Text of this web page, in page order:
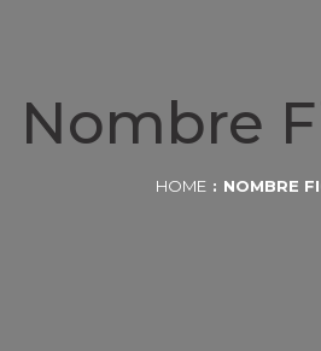
Nombre
HOME NOMBRE